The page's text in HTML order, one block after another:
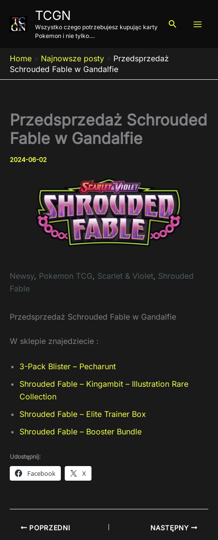
treści
TCGN
Wszystko czego potrzebujesz kupując karty
Pokemon i nie tylko....
Szukaj
Home » Najnowsze posty » Przedsprzedaż
Schrouded Fable w Gandalfie
Przedsprzedaż Schrouded
Fable w Gandalfie
2024-06-02
Newsy, Pokemon TCG, Scarlet & Violet, Shrouded
Fable
Przedsprzedaż Schrouded Fable w Gandalfie
W sklepie znajedziecie :
3-Pack Blister – Pecharunt
Shrouded Fable – Kingambit – Illustration Rare
Collection
Shrouded Fable – Elite Trainer Box
Shrouded Fable – Booster Bundle
Udostępnij:
Facebook X
POPRZEDNI NASTĘPNY